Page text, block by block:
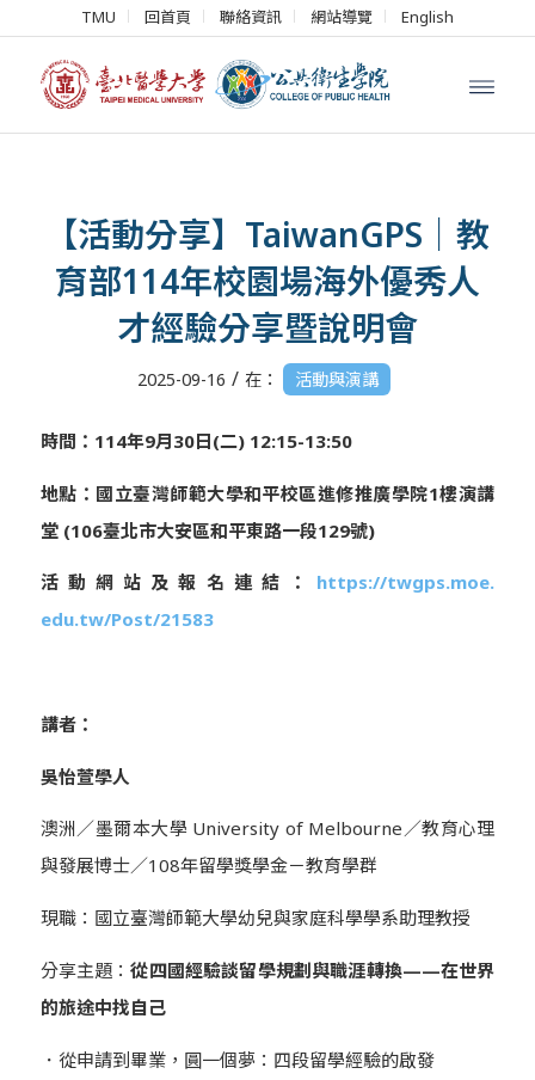
TMU 回首頁 聯絡資訊 網站導覽 English
【活動分享】TaiwanGPS｜教
育部114年校園場海外優秀人
才經驗分享暨說明會
2025-09-16 / 在： 活動與演講
時間： 114年9月30日(二) 12:15-13:50
地點：國立臺灣師範大學和平校區進修推廣學院1樓演講
堂 (106臺北市大安區和平東路一段129號)
活動網站及報名連結： https://twgps.moe.
edu.tw/Post/21583
講者：
吳怡萱學人
澳洲／墨爾本大學 University of Melbourne／教育心理
與發展博士／108年留學獎學金－教育學群
現職：國立臺灣師範大學幼兒與家庭科學學系助理教授
分享主題：從四國經驗談留學規劃與職涯轉換——在世界
的旅途中找自己
．從申請到畢業，圓一個夢：四段留學經驗的啟發